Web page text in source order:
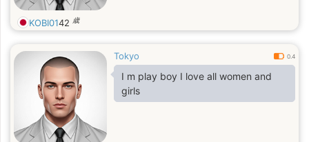
KOBI0142 歳
Tokyo 0.4
I m play boy I love all women and
girls